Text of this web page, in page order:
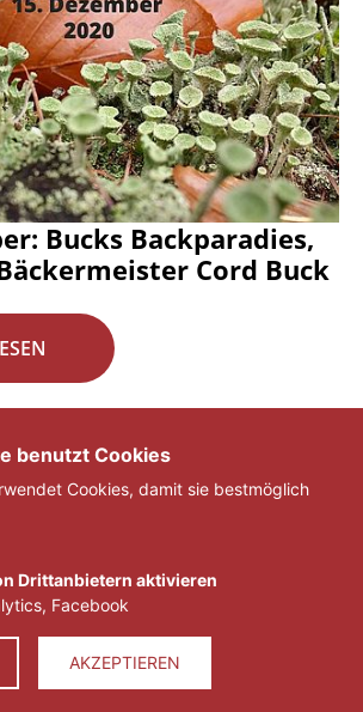
Bucks Backparadies,
Cord Buck
16 17 ... 29 »
DATENSCHUTZ
E.V.
benutzt Cookies
Cookies, damit sie bestmöglich
Drittanbietern aktivieren
Facebook
AKZEPTIEREN